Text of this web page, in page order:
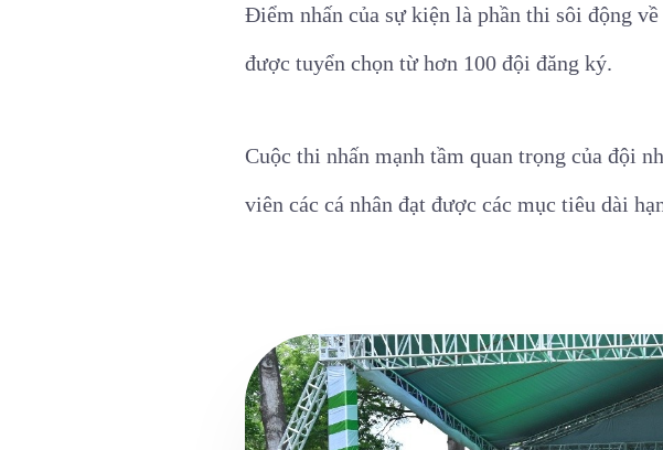
Điểm nhấn của sự kiện là phần thi sôi động
được tuyển chọn từ hơn 100 đội đăng ký.
Cuộc thi nhấn mạnh tầm quan trọng của đội
viên các cá nhân đạt được các mục tiêu dài